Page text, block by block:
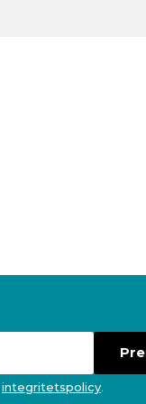
integritetspolicy.